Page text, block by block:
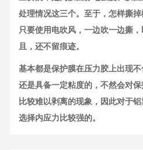
处理情况这三个。至于，怎样撕
只要使用电吹风，一边吹一边撕
且，还不留痕迹。
基本都是保护膜在压力胶上出现
还是具备一定粘度的，不然会对
比较难以剥离的现象，因此对于
选择内应力比较强的。